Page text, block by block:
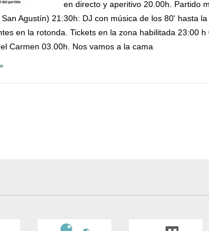
en directo y aperitivo 20.00h. Partido
Agustín) 21:30h: DJ con música de los 80' hasta
en la rotonda. Tickets en la zona habilitada 23:00
Carmen 03.00h. Nos vamos a la cama